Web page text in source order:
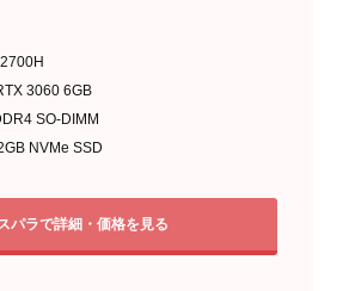
3060 6GB
SO-DIMM
NVMe SSD
パラで詳細・価格を見る